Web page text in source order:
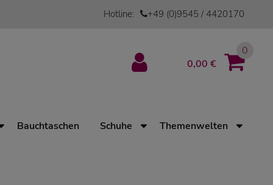
Hotline: +49 (0)9545 / 4420170
0,00 €
0
Bauchtaschen Schuhe Themenwelten